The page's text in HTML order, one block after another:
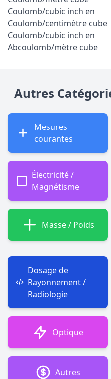
Coulomb/cubic inch en
Coulomb/centimètre cube
Coulomb/cubic inch en
Abcoulomb/mètre cube
Autres
Mesures
courantes
Électricité /
Magnétisme
Masse / Poids
Dosage de
Rayonnement /
Radiologie
Optique
Autres